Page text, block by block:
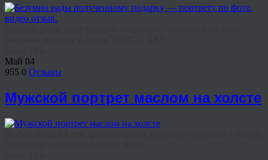
Май 04
955 0 Отзывы
Мужской портрет маслом на холсте